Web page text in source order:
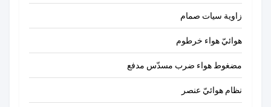
زاوية سيات صمام
هوائيّ هواء خرطوم
مضغوط هواء ضرب مسدّس مدفع
نظام هوائيّ عنصر